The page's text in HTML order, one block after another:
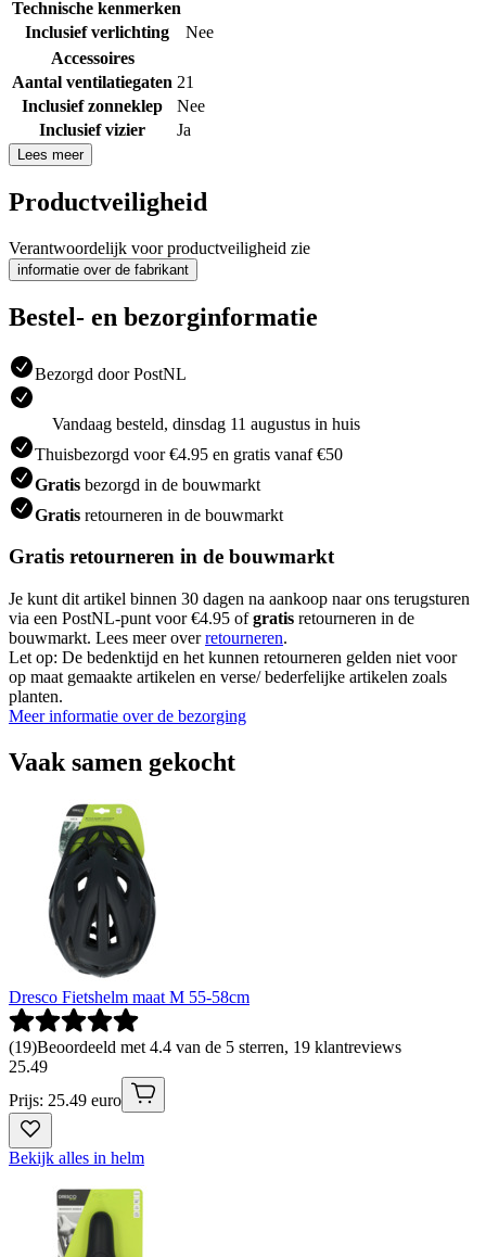
Technische kenmerken
Inclusief verlichting
Nee
Accessoires
Aantal ventilatiegaten 21
Inclusief zonneklep
Nee
Inclusief vizier
Ja
Lees meer
Productveiligheid
Verantwoordelijk voor productveiligheid zie
informatie over de fabrikant
Bestel- en bezorginformatie
Bezorgd door PostNL
Vandaag besteld, dinsdag 11 augustus in huis
Thuisbezorgd voor €4.95 en gratis vanaf €50
Gratis bezorgd in de bouwmarkt
Gratis retourneren in de bouwmarkt
Gratis retourneren in de bouwmarkt
Je kunt dit artikel binnen 30 dagen na aankoop naar ons terugsturen
via een PostNL-punt voor €4.95 ofgratis retourneren in de
bouwmarkt. Lees meer overretourneren.
Let op: De bedenktijd en het kunnen retourneren gelden niet voor
op maat gemaakte artikelen en verse/ bederfelijke artikelen zoals
planten.
Meer informatie over de bezorging
Vaak samen gekocht
Dresco Fietshelm maat M 55-58cm
(19)Beoordeeld met 4.4 van de 5 sterren, 19 klantreviews
25.49
Prijs: 25.49 euro
Bekijk alles in helm